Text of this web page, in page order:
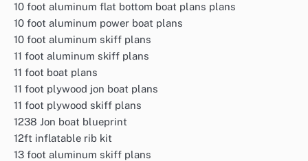
10 foot aluminum flat bottom boat plans plans
10 foot aluminum power boat plans
10 foot aluminum skiff plans
11 foot aluminum skiff plans
11 foot boat plans
11 foot plywood jon boat plans
11 foot plywood skiff plans
1238 Jon boat blueprint
12ft inflatable rib kit
13 foot aluminum skiff plans